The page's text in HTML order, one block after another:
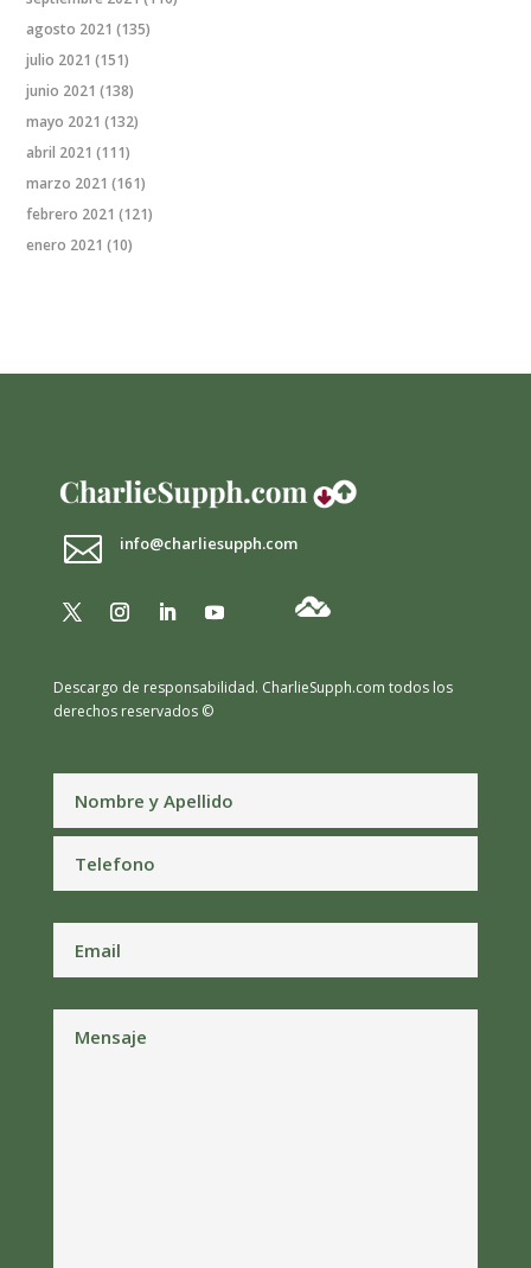
agosto 2021 (135)
julio 2021 (151)
junio 2021 (138)
mayo 2021 (132)
abril 2021 (111)
marzo 2021 (161)
febrero 2021 (121)
enero 2021 (10)
 info@charliesupph.com
Descargo de responsabilidad. CharlieSupph.com todos los
derechos reservados ©